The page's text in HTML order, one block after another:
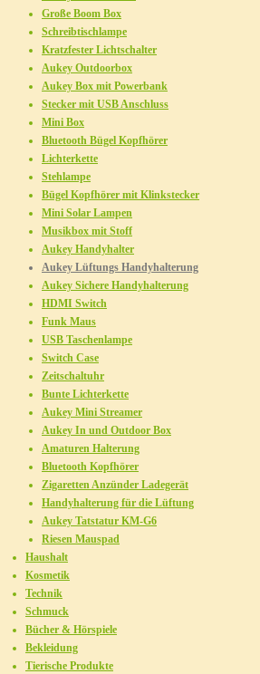
Große Boom Box
Schreibtischlampe
Kratzfester Lichtschalter
Aukey Outdoorbox
Aukey Box mit Powerbank
Stecker mit USB Anschluss
Mini Box
Bluetooth Bügel Kopfhörer
Lichterkette
Stehlampe
Bügel Kopfhörer mit Klinkstecker
Mini Solar Lampen
Musikbox mit Stoff
Aukey Handyhalter
Aukey Lüftungs Handyhalterung
Aukey Sichere Handyhalterung
HDMI Switch
Funk Maus
USB Taschenlampe
Switch Case
Zeitschaltuhr
Bunte Lichterkette
Aukey Mini Streamer
Aukey In und Outdoor Box
Amaturen Halterung
Bluetooth Kopfhörer
Zigaretten Anzünder Ladegerät
Handyhalterung für die Lüftung
Aukey Tatstatur KM-G6
Riesen Mauspad
Haushalt
Kosmetik
Technik
Schmuck
Bücher & Hörspiele
Bekleidung
Tierische Produkte